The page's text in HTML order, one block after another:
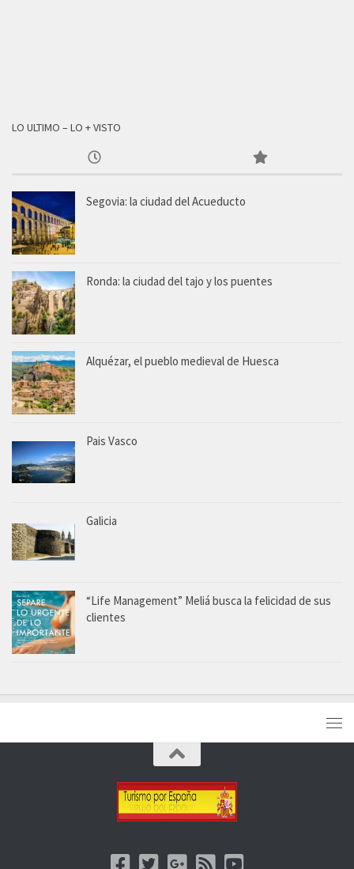
LO ULTIMO – LO + VISTO
Segovia: la ciudad del Acueducto
Ronda: la ciudad del tajo y los puentes
Alquézar, el pueblo medieval de Huesca
Pais Vasco
Galicia
“Life Management” Meliá busca la felicidad de sus
clientes